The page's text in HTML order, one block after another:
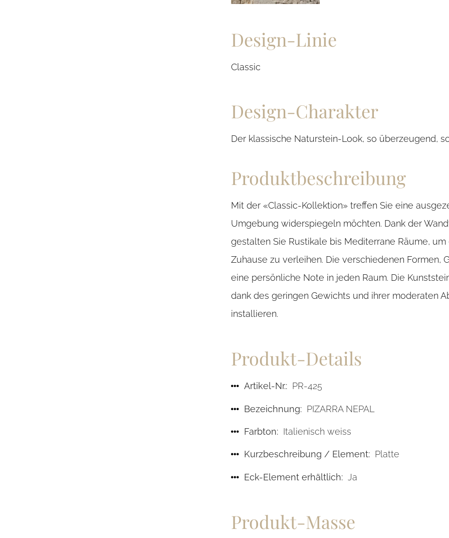
Design-Linie
Classic
Design-Charakter
Der klassische Naturstein-Look, so überzeugend,
Produktbeschreibung
Mit der «Classic-Kollektion» treffen Sie eine
Umgebung widerspiegeln möchten. Dank der
gestalten Sie Rustikale bis Mediterrane Räume,
Zuhause zu verleihen. Die verschiedenen Formen,
eine persönliche Note in jeden Raum. Die
dank des geringen Gewichts und ihrer moderaten
installieren.
Produkt-Details
Artikel-Nr.:PR-425
Bezeichnung:PIZARRA NEPAL
Farbton:Italienisch weiss
Kurzbeschreibung / Element:Platte
Eck-Element erhältlich:Ja
Produkt-Masse